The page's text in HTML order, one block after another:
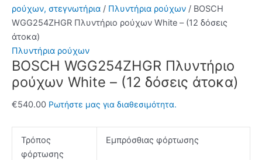
ρούχων, στεγνωτήρια / Πλυντήρια ρούχων / BOSCH
WGG254ZHGR Πλυντήριo ρούχων White – (12 δόσεις
άτοκα)
Πλυντήρια ρούχων
BOSCH WGG254ZHGR Πλυντήριo
ρούχων White – (12 δόσεις άτοκα)
€540.00 Ρωτήστε μας για διαθεσιμότητα.
Τρόπος
φόρτωσης
Εμπρόσθιας φόρτωσης